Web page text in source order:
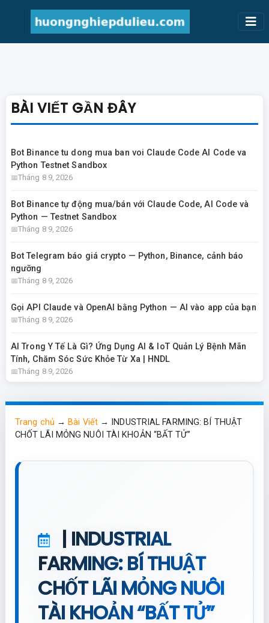
BÀI VIẾT GẦN ĐÂY
Bot Binance tu dong mua ban voi Claude Code AI Code va
Python Testnet Sandbox
Tháng 8 9, 2026
Bot Binance tự động mua/bán với Claude Code, AI Code và
Python — Testnet Sandbox
Tháng 8 9, 2026
Bot Telegram báo giá crypto — Python, Binance, cảnh báo
ngưỡng
Tháng 8 9, 2026
Gọi API Claude và OpenAI bằng Python — AI vào app của bạn
Tháng 8 9, 2026
AI Trong Y Tế Là Gì? Ứng Dụng AI & IoT Quản Lý Bệnh Mãn
Tính, Chăm Sóc Sức Khỏe Từ Xa | HNDL
Tháng 8 9, 2026
Trang chủ →Bài Viết→ INDUSTRIAL FARMING: BÍ THUẬT
CHỐT LÃI MỎNG NUÔI TÀI KHOẢN “BẤT TỬ”
| INDUSTRIAL
FARMING: BÍ THUẬT
CHỐT LÃI MỎNG NUÔI
TÀI KHOẢN “BẤT TỬ”